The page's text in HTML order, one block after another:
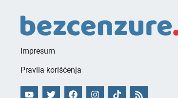
Impresum
Pravila korišćenja